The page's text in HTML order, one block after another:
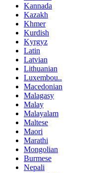
Kannada
Kazakh
Khmer
Kurdish
Kyrgyz
Latin
Latvian
Lithuanian
Luxembou..
Macedonian
Malagasy
Malay
Malayalam
Maltese
Maori
Marathi
Mongolian
Burmese
Nepali